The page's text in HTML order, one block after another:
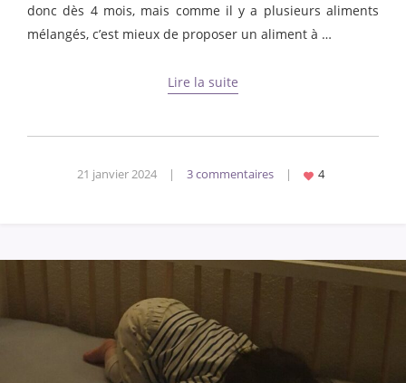
donc dès 4 mois, mais comme il y a plusieurs aliments
mélangés, c’est mieux de proposer un aliment à …
Lire la suite
21 janvier 2024 | 3 commentaires |